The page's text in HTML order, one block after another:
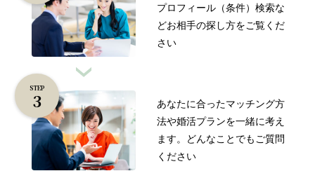
プロフィール（条件）検索な
どお相手の探し方をご覧くだ
さい
STEP
あなたに合ったマッチング方
法や婚活プランを一緒に考え
ます。
どんなことでもご質問
ください